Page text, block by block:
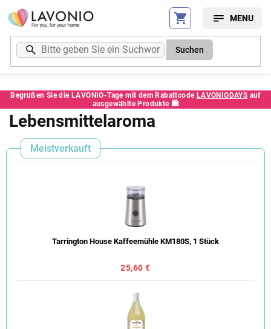
Zum
Inhalt
springen
Begrüßen Sie die LAVONIO-Tage mit dem Rabattcode LAVONIODAYS auf
ausgewählte Produkte 🛍️
Suchen
Lebensmittelaroma
Meistverkauft
Tarrington House Kaffeemühle KM180S, 1 Stück
25,60 €